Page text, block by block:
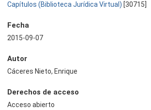
Capítulos (Biblioteca Jurídica Virtual) [30715]
Fecha
2015-09-07
Autor
Cáceres Nieto, Enrique
Derechos de acceso
Acceso abierto